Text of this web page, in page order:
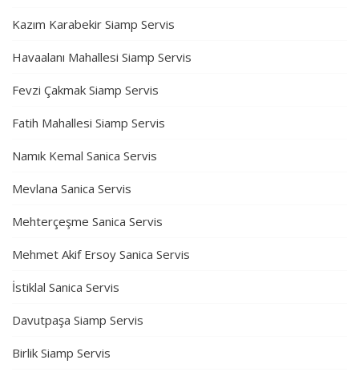
Kazım Karabekir Siamp Servis
Havaalanı Mahallesi Siamp Servis
Fevzi Çakmak Siamp Servis
Fatih Mahallesi Siamp Servis
Namık Kemal Sanica Servis
Mevlana Sanica Servis
Mehterçeşme Sanica Servis
Mehmet Akif Ersoy Sanica Servis
İstiklal Sanica Servis
Davutpaşa Siamp Servis
Birlik Siamp Servis